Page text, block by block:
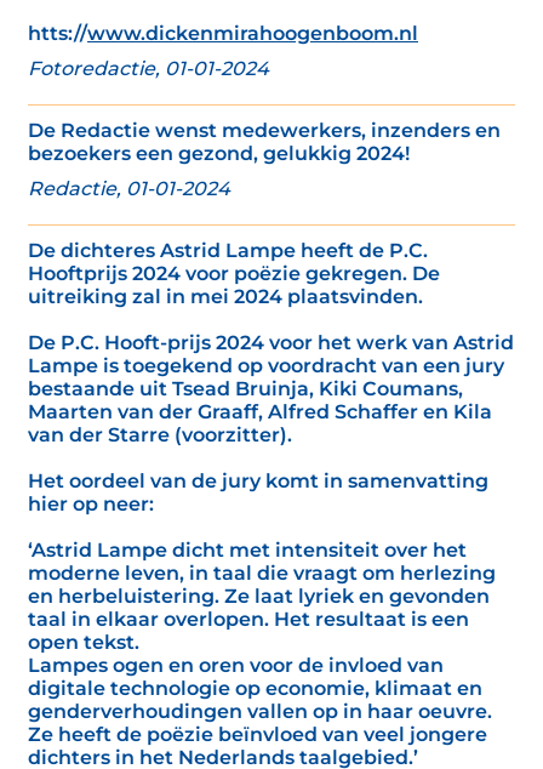
htts://www.dickenmirahoogenboom.nl
Fotoredactie, 01-01-2024
De Redactie wenst medewerkers, inzenders en
bezoekers een gezond, gelukkig 2024!
Redactie, 01-01-2024
De dichteres Astrid Lampe heeft de P.C.
Hooftprijs 2024 voor poëzie gekregen. De
uitreiking zal in mei 2024 plaatsvinden.
De P.C. Hooft-prijs 2024 voor het werk van Astrid
Lampe is toegekend op voordracht van een jury
bestaande uit Tsead Bruinja, Kiki Coumans,
Maarten van der Graaff, Alfred Schaffer en Kila
van der Starre (voorzitter).
Het oordeel van de jury komt in samenvatting
hier op neer:
‘Astrid Lampe dicht met intensiteit over het
moderne leven, in taal die vraagt om herlezing
en herbeluistering. Ze laat lyriek en gevonden
taal in elkaar overlopen. Het resultaat is een
open tekst.
Lampes ogen en oren voor de invloed van
digitale technologie op economie, klimaat en
genderverhoudingen vallen op in haar oeuvre.
Ze heeft de poëzie beïnvloed van veel jongere
dichters in het Nederlands taalgebied.’